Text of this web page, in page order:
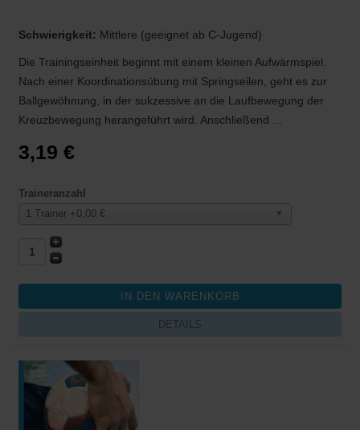
Schwierigkeit: Mittlere (geeignet ab C-Jugend)
Die Trainingseinheit beginnt mit einem kleinen Aufwärmspiel.
Nach einer Koordinationsübung mit Springseilen, geht es zur
Ballgewöhnung, in der sukzessive an die Laufbewegung der
Kreuzbewegung herangeführt wird. Anschließend ...
3,19 €
Traineranzahl
1 Trainer +0,00 €
DETAILS